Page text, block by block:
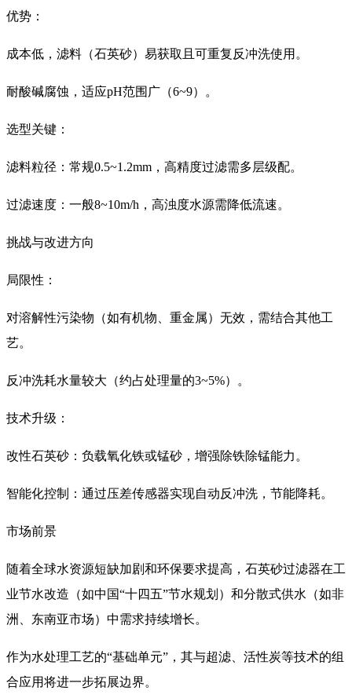
优势：
成本低，滤料（石英砂）易获取且可重复反冲洗使用。
耐酸碱腐蚀，适应pH范围广（6~9）。
选型关键：
滤料粒径：常规0.5~1.2mm，高精度过滤需多层级配。
过滤速度：一般8~10m/h，高浊度水源需降低流速。
挑战与改进方向
局限性：
对溶解性污染物（如有机物、重金属）无效，需结合其他工
艺。
反冲洗耗水量较大（约占处理量的3~5%）。
技术升级：
改性石英砂：负载氧化铁或锰砂，增强除铁除锰能力。
智能化控制：通过压差传感器实现自动反冲洗，节能降耗。
市场前景
随着全球水资源短缺加剧和环保要求提高，石英砂过滤器在工
业节水改造（如中国“十四五”节水规划）和分散式供水（如非
洲、东南亚市场）中需求持续增长。
作为水处理工艺的“基础单元”，其与超滤、活性炭等技术的组
合应用将进一步拓展边界。